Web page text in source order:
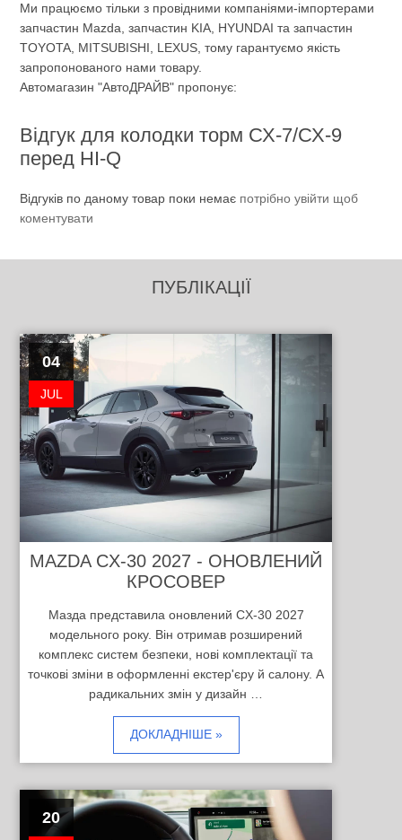
Ми працюємо тільки з провідними компаніями-імпортерами
запчастин Mazda, запчастин KIA, HYUNDAI та запчастин
TOYOTA, MITSUBISHI, LEXUS, тому гарантуємо якість
запропонованого нами товару.
Автомагазин "АвтоДРАЙВ" пропонує:
Відгук для колодки торм СХ-7/СХ-9
перед HI-Q
Відгуків по даному товар поки немає потрібно увійти щоб
коментувати
ПУБЛІКАЦІЇ
04
JUL
MAZDA CX-30 2027 - ОНОВЛЕНИЙ
КРОСОВЕР
Мазда представила оновлений CX-30 2027
модельного року. Він отримав розширений
комплекс систем безпеки, нові комплектації та
точкові зміни в оформленні екстер'єру й салону. А
радикальних змін у дизайн …
ДОКЛАДНІШЕ »
20